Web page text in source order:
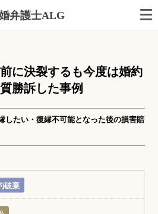
弁護士ALG
に決裂するも今度は婚約
勝訴した事例
したい・復縁不可能となった後の損害賠
破棄